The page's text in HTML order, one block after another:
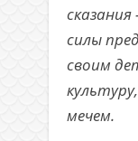
силы
своим
мечем.